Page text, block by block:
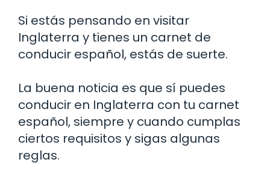
Si estás pensando en visitar
Inglaterra y tienes un carnet de
conducir español, estás de suerte.
La buena noticia es que sí puedes
conducir en Inglaterra con tu carnet
español, siempre y cuando cumplas
ciertos requisitos y sigas algunas
reglas.